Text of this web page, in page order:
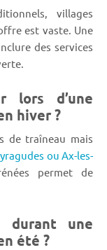
villages
est vaste. Une
des services
lors d’une
hiver ?
de traîneau mais
ou Ax-les-
permet de
durant une
été ?